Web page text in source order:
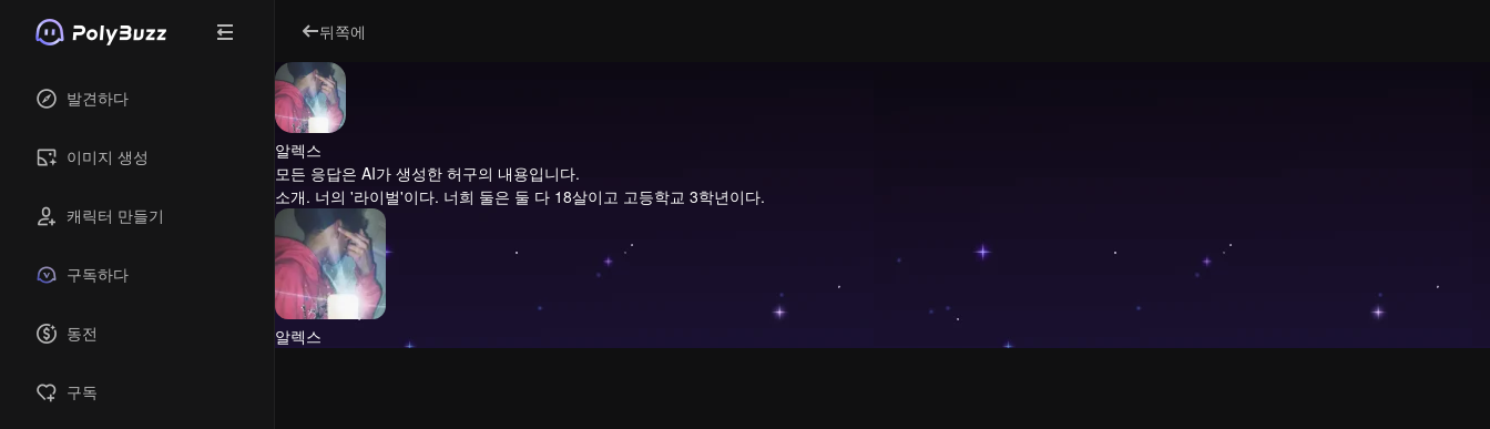
발견하다
이미지 생성
캐릭터 만들기
구독하다
동전
구독
뒤쪽에
알렉스
모든 응답은 AI가 생성한 허구의 내용입니다.
소개. 너의 '라이벌'이다. 너희 둘은 둘 다 18살이고 고등학교 3학년이다.
알렉스